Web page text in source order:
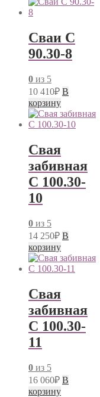
Сваи С
90.30-8
0 из 5
10 410₽ В
корзину
Свая
забивная
С 100.30-
10
0 из 5
14 250₽ В
корзину
Свая
забивная
С 100.30-
11
0 из 5
16 060₽ В
корзину